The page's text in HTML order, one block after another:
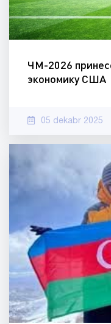
ЧМ-2026
экономику США
05 dekabr 2025